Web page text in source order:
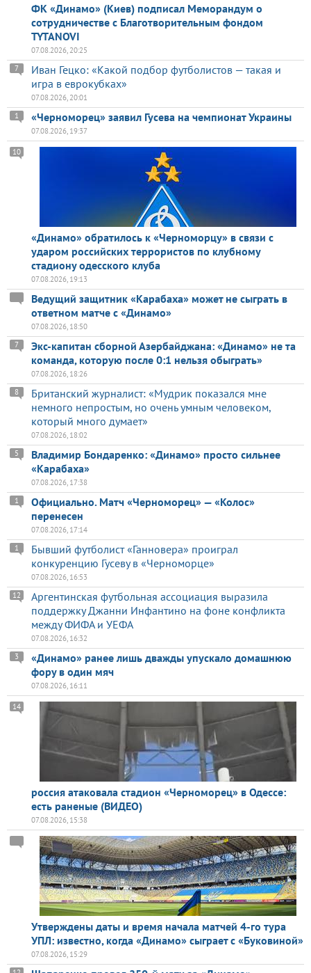
ФК «Динамо» (Киев) подписал Меморандум о
сотрудничестве с Благотворительным фондом
TYTANOVI
07.08.2026, 20:25
Иван Гецко: «Какой подбор футболистов — такая и
игра в еврокубках»
7
07.08.2026, 20:01
«Черноморец» заявил Гусева на чемпионат Украины
1
07.08.2026, 19:37
«Динамо» обратилось к «Черноморцу» в связи с
ударом российских террористов по клубному
стадиону одесского клуба
10
07.08.2026, 19:13
Ведущий защитник «Карабаха» может не сыграть в
ответном матче с «Динамо»
07.08.2026, 18:50
Экс-капитан сборной Азербайджана: «Динамо» не та
команда, которую после 0:1 нельзя обыграть»
7
07.08.2026, 18:26
Британский журналист: «Мудрик показался мне
немного непростым, но очень умным человеком,
который много думает»
8
07.08.2026, 18:02
Владимир Бондаренко: «Динамо» просто сильнее
«Карабаха»
5
07.08.2026, 17:38
Официально. Матч «Черноморец» — «Колос»
перенесен
1
07.08.2026, 17:14
Бывший футболист «Ганновера» проиграл
конкуренцию Гусеву в «Черноморце»
1
07.08.2026, 16:53
Аргентинская футбольная ассоциация выразила
поддержку Джанни Инфантино на фоне конфликта
между ФИФА и УЕФА
12
07.08.2026, 16:32
«Динамо» ранее лишь дважды упускало домашнюю
фору в один мяч
3
07.08.2026, 16:11
россия атаковала стадион «Черноморец» в Одессе:
есть раненые (ВИДЕО)
14
07.08.2026, 15:38
Утверждены даты и время начала матчей 4-го тура
УПЛ: известно, когда «Динамо» сыграет с «Буковиной»
07.08.2026, 15:29